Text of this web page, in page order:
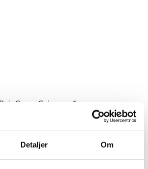
Detaljer Om
Gang Griya no 6